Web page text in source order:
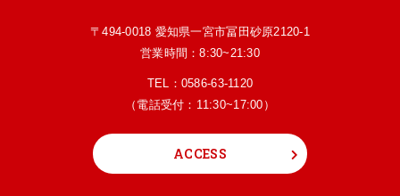
〒494-0018 愛知県一宮市冨田砂原2120-1
営業時間：8:30~21:30
TEL： 0586-63-1120
（電話受付：11:30~17:00）
ACCESS